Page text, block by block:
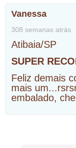
Vanessa
308 semanas atrás
Atibaia/SP
SUPER
Feliz demais
mais
embalado,